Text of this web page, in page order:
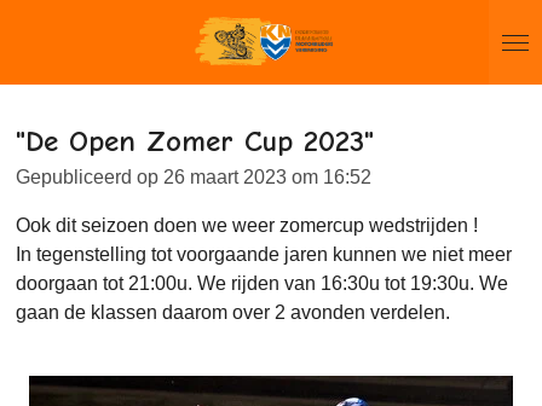
naar
hoofdinhoud
"De Open Zomer Cup 2023"
Gepubliceerd op 26 maart 2023 om 16:52
Ook dit seizoen doen we weer zomercup wedstrijden !
In tegenstelling tot voorgaande jaren kunnen we niet meer
doorgaan tot 21:00u. We rijden van 16:30u tot 19:30u. We
gaan de klassen daarom over 2 avonden verdelen.